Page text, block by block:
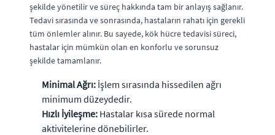
şekilde yönetilir ve süreç hakkında tam bir anlayış sağlanır.
Tedavi sırasında ve sonrasında, hastaların rahatı için gerekli
tüm önlemler alınır. Bu sayede, kök hücre tedavisi süreci,
hastalar için mümkün olan en konforlu ve sorunsuz
şekilde tamamlanır.
Minimal Ağrı: İşlem sırasında hissedilen ağrı
minimum düzeydedir.
Hızlı İyileşme: Hastalar kısa sürede normal
aktivitelerine dönebilirler.